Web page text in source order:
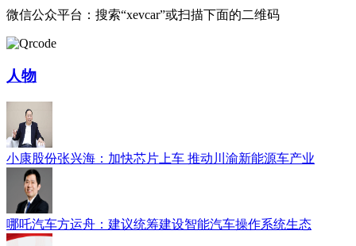
微信公众平台：搜索“xevcar”或扫描下面的二维码
人物
小康股份张兴海：加快芯片上车 推动川渝新能源车产业
哪吒汽车方运舟：建议统筹建设智能汽车操作系统生态